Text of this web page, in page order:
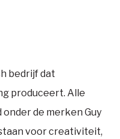
bedrijf dat
produceert. Alle
de merken Guy
voor creativiteit,